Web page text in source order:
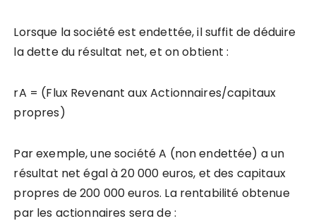
Lorsque la société est endettée, il suffit de déduire
la dette du résultat net, et on obtient :
rA = (Flux Revenant aux Actionnaires/capitaux
propres)
Par exemple, une société A (non endettée) a un
résultat net égal à 20 000 euros, et des capitaux
propres de 200 000 euros. La rentabilité obtenue
par les actionnaires sera de :